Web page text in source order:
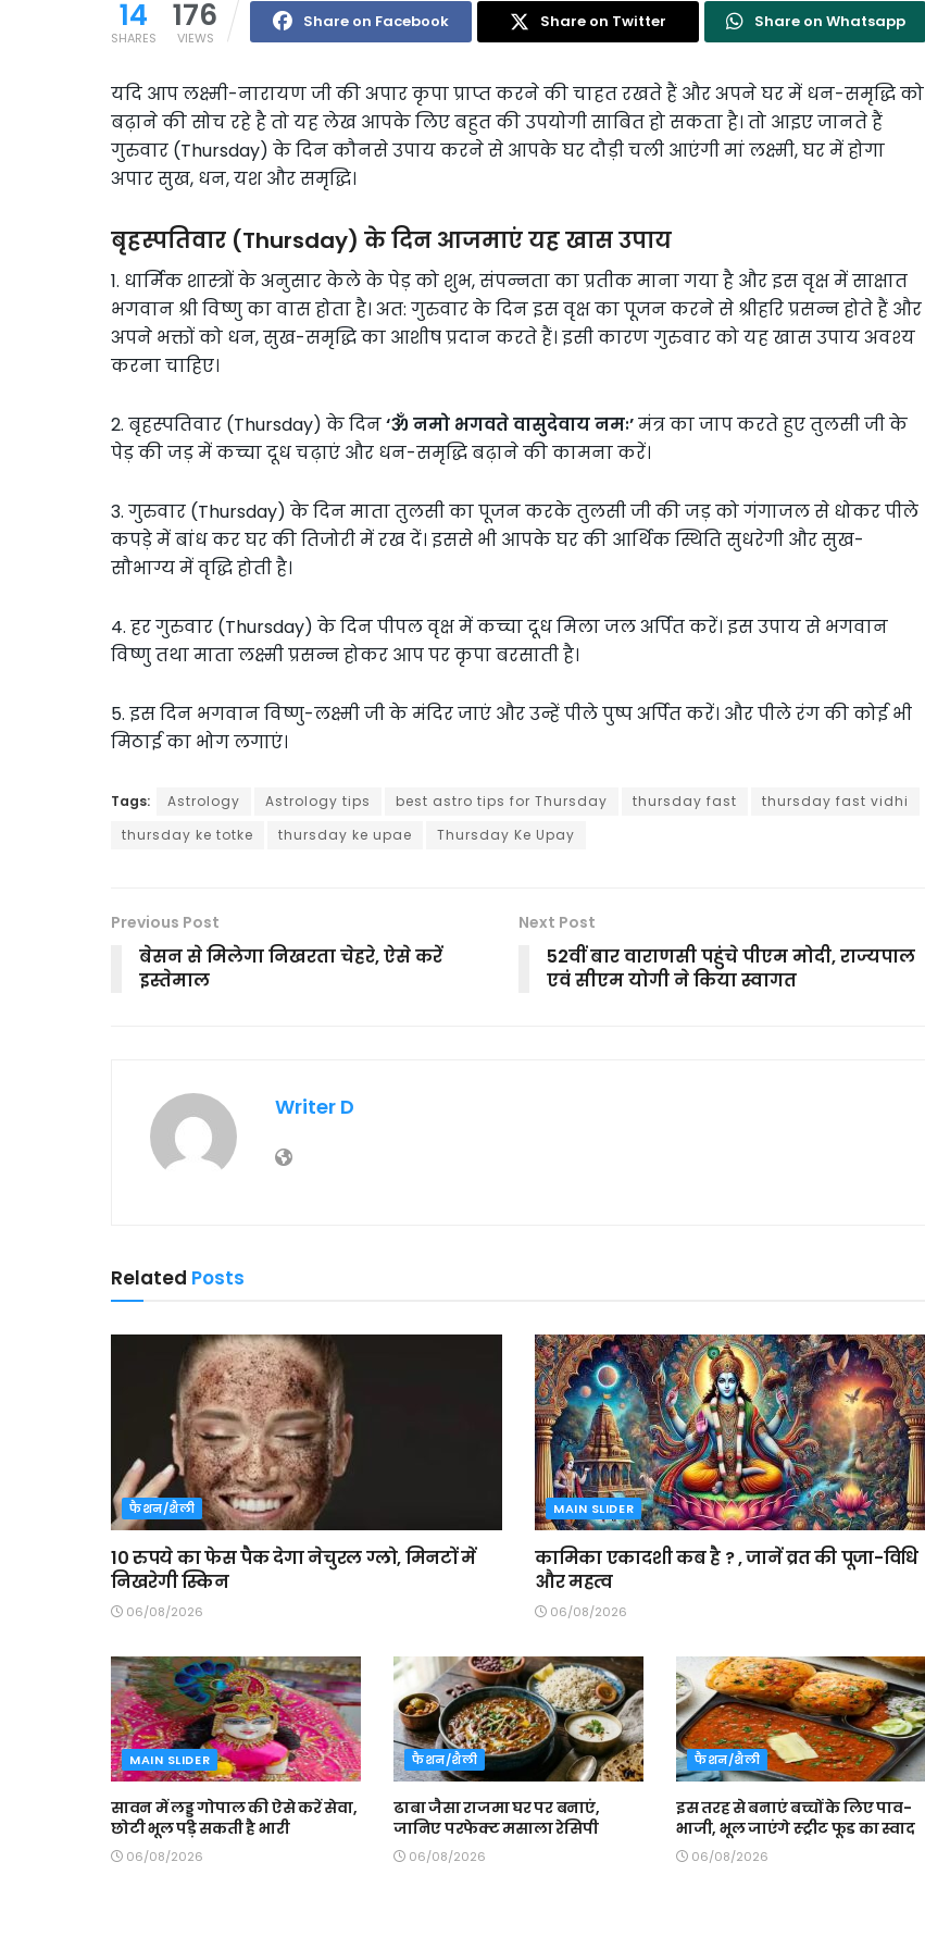
14
SHARES
176
VIEWS
Share on Facebook Share on Twitter Share on Whatsapp
यदि आप लक्ष्मी-नारायण जी की अपार कृपा प्राप्त करने की चाहत रखते हैं और अपने घर में धन-समृद्धि को
बढ़ाने की सोच रहे है तो यह लेख आपके लिए बहुत की उपयोगी साबित हो सकता है। तो आइए जानते हैं
गुरुवार (Thursday) के दिन कौनसे उपाय करने से आपके घर दौड़ी चली आएंगी मां लक्ष्मी, घर में होगा
अपार सुख, धन, यश और समृद्धि।
बृहस्पतिवार (Thursday) के दिन आजमाएं यह खास उपाय
1. धार्मिक शास्त्रों के अनुसार केले के पेड़ को शुभ, संपन्नता का प्रतीक माना गया है और इस वृक्ष में साक्षात
भगवान श्री विष्णु का वास होता है। अत: गुरुवार के दिन इस वृक्ष का पूजन करने से श्रीहरि प्रसन्न होते हैं और
अपने भक्तों को धन, सुख-समृद्धि का आशीष प्रदान करते हैं। इसी कारण गुरुवार को यह खास उपाय अवश्‍य
करना चाहिए।
2. बृहस्पतिवार (Thursday) के दिन‘ॐ नमो भगवते वासुदेवाय नमः’मंत्र का जाप करते हुए तुलसी जी के
पेड़ की जड़ में कच्चा दूध चढ़ाएं और धन-समृद्धि बढ़ाने की कामना करें।
3. गुरुवार (Thursday) के दिन माता तुलसी का पूजन करके तुलसी जी की जड़ को गंगाजल से धोकर पीले
कपड़े में बांध कर घर की तिजोरी में रख दें। इससे भी आपके घर की आर्थिक स्थिति सुधरेगी और सुख-
सौभाग्य में वृद्धि होती है।
4. हर गुरुवार (Thursday) के दिन पीपल वृक्ष में कच्चा दूध मिला जल अर्पित करें। इस उपाय से भगवान
विष्णु तथा माता लक्ष्मी प्रसन्न होकर आप पर कृपा बरसाती है।
5. इस दिन भगवान विष्णु-लक्ष्मी जी के मंदिर जाएं और उन्हें पीले पुष्प अर्पित करें। और पीले रंग की कोई भी
मिठाई का भोग लगाएं।
Tags: Astrology Astrology tips best astro tips for Thursday thursday fast
thursday fast vidhi
thursday ke totke
thursday ke upae Thursday Ke Upay
Previous Post
बेसन से मिलेगा निखरता चेहरे, ऐसे करें
इस्तेमाल
Next Post
52वीं बार वाराणसी पहुंचे पीएम मोदी, राज्यपाल
एवं सीएम योगी ने किया स्वागत
Writer D
Related Posts
फैशन/शैली
10 रुपये का फेस पैक देगा नेचुरल ग्लो, मिनटों में
निखरेगी स्किन
06/08/2026
MAIN SLIDER
कामिका एकादशी कब है ? , जानें व्रत की पूजा-विधि
और महत्व
06/08/2026
MAIN SLIDER
सावन में लड्डू गोपाल की ऐसे करें सेवा,
छोटी भूल पड़ सकती है भारी
06/08/2026
फैशन/शैली
ढाबा जैसा राजमा घर पर बनाएं,
जानिए परफेक्ट मसाला रेसिपी
06/08/2026
फैशन/शैली
इस तरह से बनाएं बच्चों के लिए पाव-
भाजी, भूल जाएंगे स्ट्रीट फूड का स्वाद
06/08/2026